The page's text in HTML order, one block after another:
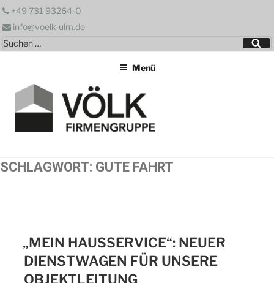
Zum
springen
+49 731 93264-0
info@voelk-ulm.de
Suchen
nach:
Menü
SCHLAGWORT: GUTE FAHRT
„MEIN HAUSSERVICE“: NEUER
DIENSTWAGEN FÜR UNSERE
OBJEKTLEITUNG